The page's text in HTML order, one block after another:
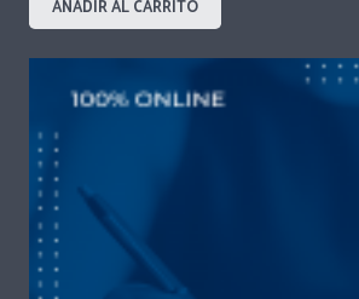
AÑADIR AL CARRITO